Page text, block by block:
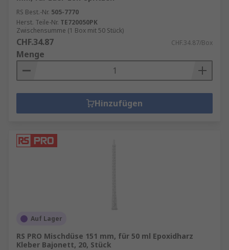
RS Best.-Nr. 505-7770
Herst. Teile-Nr. TE720050PK
Zwischensumme (1 Box mit 50 Stück)
CHF.34.87 CHF.34.87/Box
Menge
Hinzufügen
Auf Lager
RS PRO Mischdüse 151 mm, für 50 ml Epoxidharz
Kleber Bajonett, 20, Stück